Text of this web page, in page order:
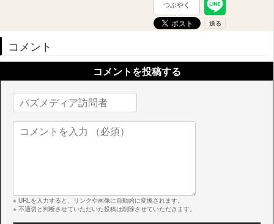
つぶやく
コメント
コメントを投稿する
※ URLを入力すると、リンクや画像に自動的に変換されます。
※ 不適切と判断させていただいた投稿は削除させていただきます。